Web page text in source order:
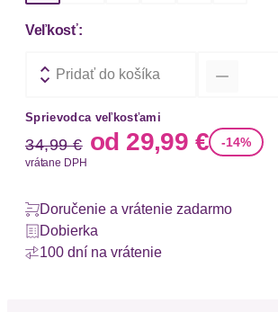
Veľkosť:
Pridať do košíka
Sprievodca veľkosťami
Stará cena
34,99 € odNová cena
29,99 € -14%
vrátane DPH
Doručenie a vrátenie zadarmo
Dobierka
100 dní na vrátenie